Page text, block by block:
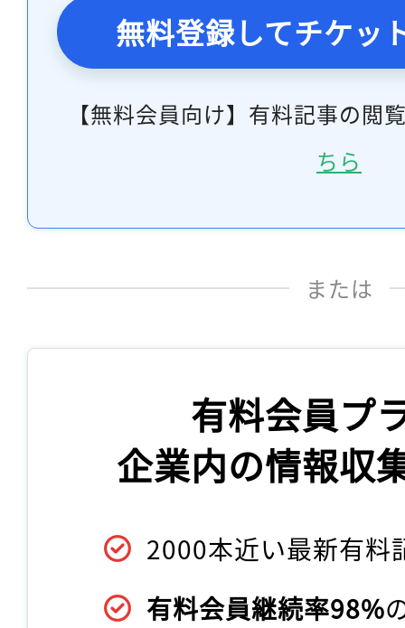
無料登録してチケッ
【無料会員向け】有料記事の閲
ちら
または
有料会員プ
企業内の情報収
2000本近い最新有料
有料会員継続率98%